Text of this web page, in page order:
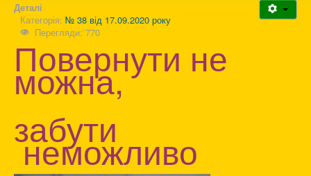
Деталі
Категорія: № 38 від 17.09.2020 року
Перегляди: 770
Повернути не
можна,
забути
неможливо